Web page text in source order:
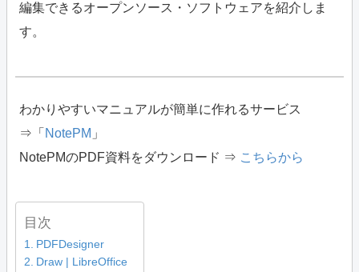
編集できるオープンソース・ソフトウェアを紹介しま
す。
わかりやすいマニュアルが簡単に作れるサービス
⇒「 NotePM 」
NotePMのPDF資料をダウンロード ⇒ こちらから
目次
PDFDesigner
Draw | LibreOffice